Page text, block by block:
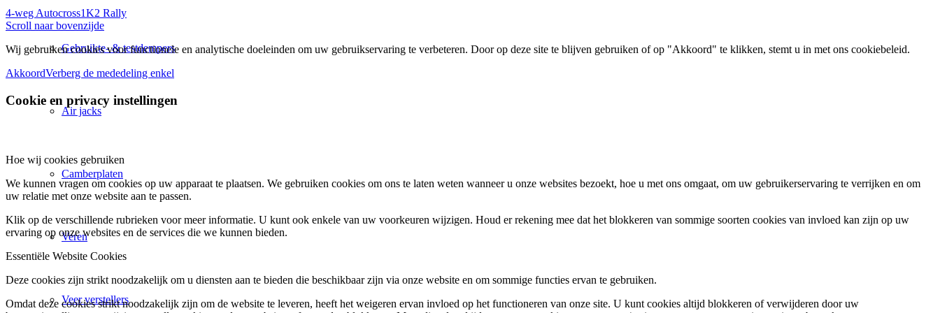
Gebruikte- & testdempers
Air jacks
Camberplaten
Veren
Veer verstellers
4-weg Autocross1K2 Rally
Scroll naar bovenzijde
Wij gebruiken cookies voor functionele en analytische doeleinden om uw gebruikservaring te verbeteren. Door op deze site te blijven gebruiken of op "Akkoord" te klikken, stemt u in met ons cookiebeleid.
AkkoordVerberg de mededeling enkel
Cookie en privacy instellingen
Hoe wij cookies gebruiken
We kunnen vragen om cookies op uw apparaat te plaatsen. We gebruiken cookies om ons te laten weten wanneer u onze websites bezoekt, hoe u met ons omgaat, om uw gebruikerservaring te verrijken en om
uw relatie met onze website aan te passen.
Klik op de verschillende rubrieken voor meer informatie. U kunt ook enkele van uw voorkeuren wijzigen. Houd er rekening mee dat het blokkeren van sommige soorten cookies van invloed kan zijn op uw
ervaring op onze websites en de services die we kunnen bieden.
Essentiële Website Cookies
Deze cookies zijn strikt noodzakelijk om u diensten aan te bieden die beschikbaar zijn via onze website en om sommige functies ervan te gebruiken.
Omdat deze cookies strikt noodzakelijk zijn om de website te leveren, heeft het weigeren ervan invloed op het functioneren van onze site. U kunt cookies altijd blokkeren of verwijderen door uw